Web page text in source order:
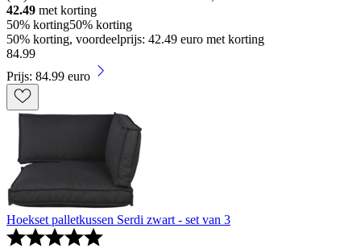
42.49 met korting
50% korting50% korting
50% korting, voordeelprijs: 42.49 euro met korting
84.99
Prijs: 84.99 euro
Hoekset palletkussen Serdi zwart - set van 3